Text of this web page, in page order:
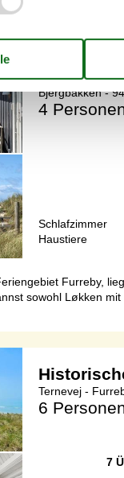
Bjergbakken -
4
Schlafzimmer
Haustiere
Furreby,
sowohl Løkken
Ternevej -
6
7